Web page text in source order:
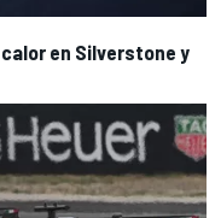
en Silverstone y